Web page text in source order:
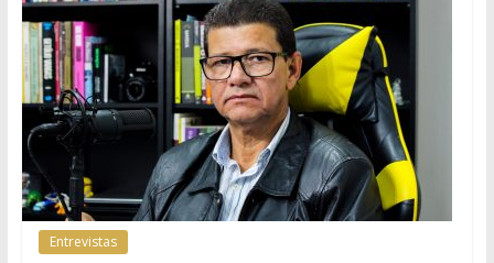
Entrevistas